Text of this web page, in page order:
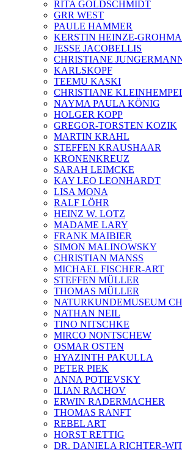
RITA GOLDSCHMIDT
GRR WEST
PAULE HAMMER
KERSTIN HEINZE-
JESSE JACOBELLIS
CHRISTIANE
KARLSKOPF
TEEMU KASKI
CHRISTIANE
NAYMA PAULA KÖNIG
HOLGER KOPP
GREGOR-TORSTEN KOZIK
MARTIN KRAHL
STEFFEN KRAUSHAAR
KRONENKREUZ
SARAH LEIMCKE
KAY LEO LEONHARDT
LISA MONA
RALF LÖHR
HEINZ W. LOTZ
MADAME LARY
FRANK MAIBIER
SIMON MALINOWSKY
CHRISTIAN MANSS
MICHAEL FISCHER-ART
STEFFEN MÜLLER
THOMAS MÜLLER
NATURKUNDEMUSEUM
NATHAN NEIL
TINO NITSCHKE
MIRCO NONTSCHEW
OSMAR OSTEN
HYAZINTH PAKULLA
PETER PIEK
ANNA POTIEVSKY
ILIAN RACHOV
ERWIN RADERMACHER
THOMAS RANFT
REBEL ART
HORST RETTIG
DR. DANIELA RICHTER-